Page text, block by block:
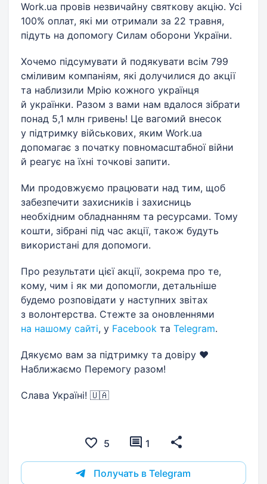
Work.ua провів незвичайну святкову акцію. Усі
100% оплат, які ми отримали за 22 травня,
підуть на допомогу Силам оборони України.
Хочемо підсумувати й подякувати всім 799
сміливим компаніям, які долучилися до акції
та наблизили Мрію кожного українця
й українки. Разом з вами нам вдалося зібрати
понад 5,1 млн гривень! Це вагомий внесок
у підтримку військових, яким Work.ua
допомагає з початку повномасштабної війни
й реагує на їхні точкові запити.
Ми продовжуємо працювати над тим, щоб
забезпечити захисників і захисниць
необхідним обладнанням та ресурсами. Тому
кошти, зібрані під час акції, також будуть
використані для допомоги.
Про результати цієї акції, зокрема про те,
кому, чим і як ми допомогли, детальніше
будемо розповідати у наступних звітах
з волонтерства. Стежте за оновленнями
на нашому сайті, у Facebook та Telegram.
Дякуємо вам за підтримку та довіру ❤️
Наближаємо Перемогу разом!
Слава Україні! 🇺🇦
5 1
Получать в Telegram